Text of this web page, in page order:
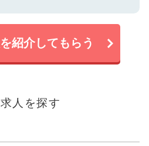
紹介してもらう
人を探す